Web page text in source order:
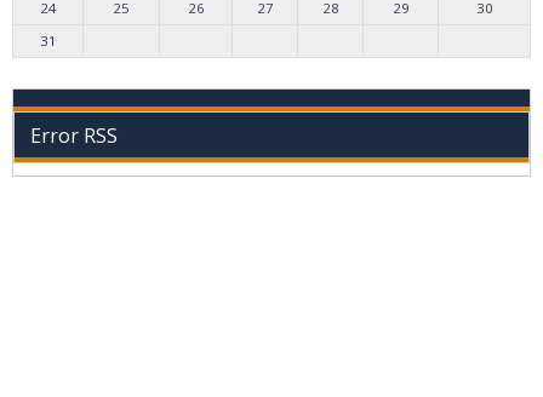
24
25 26 27 28 29
30
31
Error RSS